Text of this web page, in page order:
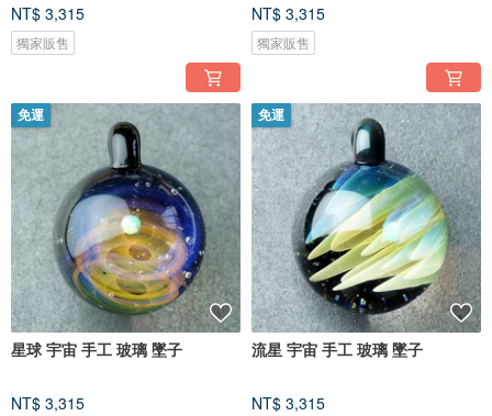
NT$ 3,315
獨家販售
NT$ 3,315
獨家販售
免運
星球 宇宙 手工 玻璃 墜子
NT$ 3,315
免運
流星 宇宙 手工 玻璃 墜子
NT$ 3,315